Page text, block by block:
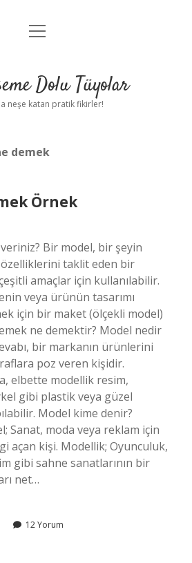
Anasayfa
Yasal Uyarı
menüyü
Dolu Tüyolar
neşe katan pratik fikirler!
demek
Örnek
Bir model, bir şeyin
taklit eden bir
amaçlar için kullanılabilir.
veya ürünün tasarımı
için bir maket (ölçekli model)
ne demektir? Model nedir
bir markanın ürünlerini
poz veren kişidir.
elbette modellik resim,
gibi plastik veya güzel
Model kime denir?
Sanat, moda veya reklam için
açan kişi. Modellik; Oyunculuk,
gibi sahne sanatlarının bir
net…
12 Yorum